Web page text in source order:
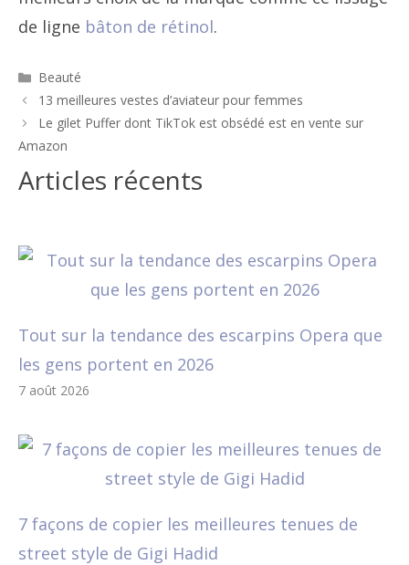
de ligne bâton de rétinol.
Catégories
Beauté
Navigation
des
articles
13 meilleures vestes d’aviateur pour femmes
Le gilet Puffer dont TikTok est obsédé est en vente sur
Amazon
Articles récents
Tout sur la tendance des escarpins Opera que
les gens portent en 2026
7 août 2026
7 façons de copier les meilleures tenues de
street style de Gigi Hadid